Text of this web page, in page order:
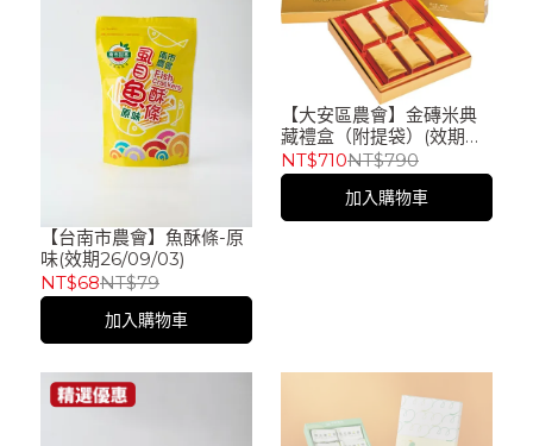
【台南市農會】魚酥條-原
味(效期26/09/03)
NT$68NT$79
加入購物車
【大安區農會】金磚米典
藏禮盒（附提袋）(效期
26/10/22)
NT$710NT$790
加入購物車